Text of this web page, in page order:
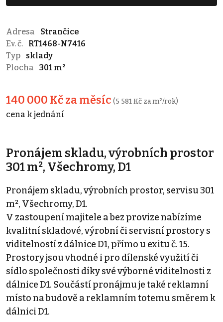
Adresa
Strančice
Ev. č.
RT1468-N7416
Typ
sklady
Plocha
301 m²
140 000 Kč za měsíc (5 581 Kč za m²/rok)
cena k jednání
Pronájem skladu, výrobních prostor
301 m², Všechromy, D1
Pronájem skladu, výrobních prostor, servisu 301
m², Všechromy, D1.
V zastoupení majitele a bez provize nabízíme
kvalitní skladové, výrobní či servisní prostory s
viditelností z dálnice D1, přímo u exitu č. 15.
Prostory jsou vhodné i pro dílenské využití či
sídlo společnosti díky své výborné viditelnosti z
dálnice D1. Součástí pronájmu je také reklamní
místo na budově a reklamním totemu směrem k
dálnici D1.